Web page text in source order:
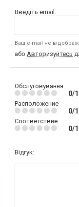
Введіть email:
Ваш e-mail не
або Авторизуйтесь
Обслуговування
0/
Расположение
0/
Соответствие
0/
Відгук: